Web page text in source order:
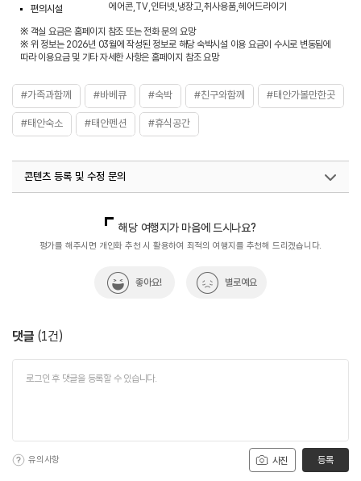
편의시설
에어콘,TV,인터넷,냉장고,취사용품,헤어드라이기
※ 객실 요금은 홈페이지 참조 또는 전화 문의 요망
※ 위 정보는 2026년 03월에 작성된 정보로 해당 숙박시설 이용 요금이 수시로 변동됨에
따라 이용요금 및 기타 자세한 사항은 홈페이지 참조 요망
#가족과함께 #바베큐 #숙박 #친구와함께 #태안가볼만한곳
#태안숙소 #태안펜션 #휴식공간
콘텐츠 등록 및 수정 문의
해당 여행지가 마음에 드시나요?
평가를 해주시면 개인화 추천 시 활용하여 최적의 여행지를 추천해 드리겠습니다.
좋아요! 별로예요
댓글 (1건)
사진
유의사항 등록